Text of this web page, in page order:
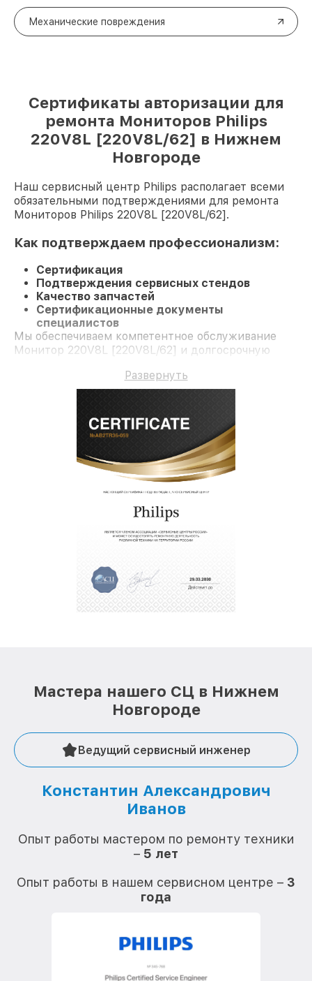
Механические повреждения
Сертификаты авторизации для
ремонта Мониторов Philips
220V8L [220V8L/62] в Нижнем
Новгороде
Наш сервисный центр Philips располагает всеми
обязательными подтверждениями для ремонта
Мониторов Philips 220V8L [220V8L/62].
Как подтверждаем профессионализм:
Сертификация
Подтверждения сервисных стендов
Качество запчастей
Сертификационные документы
специалистов
Мы обеспечиваем компетентное обслуживание
Монитор 220V8L [220V8L/62] и долгосрочную
Развернуть
Мастера нашего СЦ в Нижнем
Новгороде
Ведущий сервисный инженер
Константин Александрович
Иванов
Опыт работы мастером по ремонту техники
– 5 лет
Опыт работы в нашем сервисном центре – 3
года